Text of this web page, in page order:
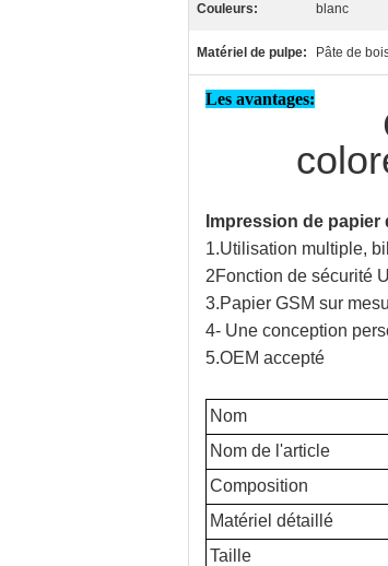
Couleurs: blanc
Matériel de pulpe: Pâte de
Les avantages:
Impression de
1.Utilisation multiple,
2Fonction de sécurité
3.Papier GSM sur
4- Une conception
5.OEM accepté
Nom
Nom de l'article
Composition
Matériel détaillé
Taille